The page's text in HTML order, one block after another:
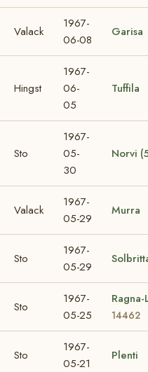
Valack
1967-
06-08
Garisa
Hingst
1967-
06-
05
Tuffila
Sto
1967-
05-
30
Norvi
Valack
1967-
05-29
Murra
Sto
1967-
05-29
Sto
1967-
05-25
14462
Sto
1967-
05-21
Plenti